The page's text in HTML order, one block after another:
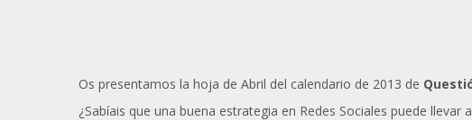
Os presentamos la hoja de Abril del calendario de 2013 de
¿Sabíais que una buena estrategia en Redes Sociales puede